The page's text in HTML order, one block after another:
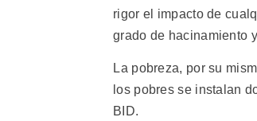
rigor el impacto de
grado de hacinamiento
La pobreza, por su
los pobres se instalan
BID.